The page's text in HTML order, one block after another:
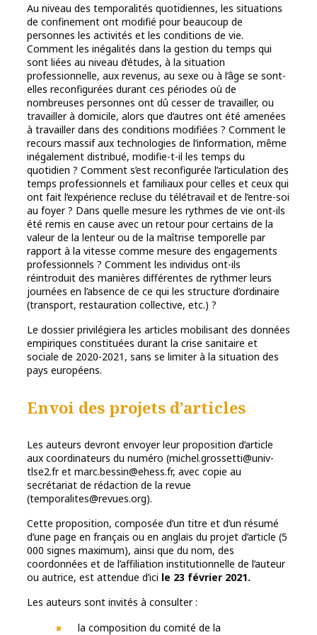
Au niveau des temporalités quotidiennes, les situations
de confinement ont modifié pour beaucoup de
personnes les activités et les conditions de vie.
Comment les inégalités dans la gestion du temps qui
sont liées au niveau d’études, à la situation
professionnelle, aux revenus, au sexe ou à l’âge se sont-
elles reconfigurées durant ces périodes où de
nombreuses personnes ont dû cesser de travailler, ou
travailler à domicile, alors que d’autres ont été amenées
à travailler dans des conditions modifiées ? Comment le
recours massif aux technologies de l’information, même
inégalement distribué, modifie-t-il les temps du
quotidien ? Comment s’est reconfigurée l’articulation des
temps professionnels et familiaux pour celles et ceux qui
ont fait l’expérience recluse du télétravail et de l’entre-soi
au foyer ? Dans quelle mesure les rythmes de vie ont-ils
été remis en cause avec un retour pour certains de la
valeur de la lenteur ou de la maîtrise temporelle par
rapport à la vitesse comme mesure des engagements
professionnels ? Comment les individus ont-ils
réintroduit des manières différentes de rythmer leurs
journées en l’absence de ce qui les structure d’ordinaire
(transport, restauration collective, etc.) ?
Le dossier privilégiera les articles mobilisant des données
empiriques constituées durant la crise sanitaire et
sociale de 2020-2021, sans se limiter à la situation des
pays européens.
Envoi des projets d’articles
Les auteurs devront envoyer leur proposition d’article
aux coordinateurs du numéro (michel.grossetti@univ-
tlse2.fr et marc.bessin@ehess.fr, avec copie au
secrétariat de rédaction de la revue
(temporalites@revues.org).
Cette proposition, composée d’un titre et d’un résumé
d’une page en français ou en anglais du projet d’article (5
000 signes maximum), ainsi que du nom, des
coordonnées et de l’affiliation institutionnelle de l’auteur
ou autrice, est attendue d’ici le 23 février 2021.
Les auteurs sont invités à consulter :
la composition du comité de la